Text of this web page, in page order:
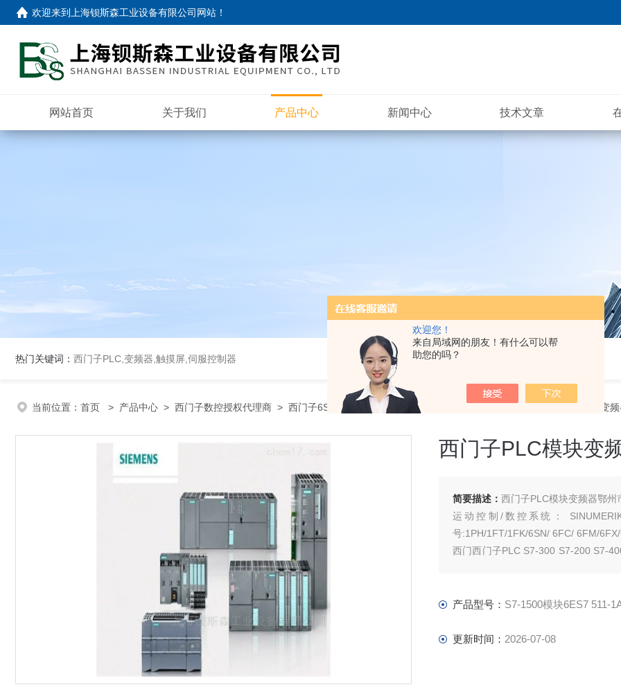
欢迎您！
来自局域网的朋友！有什么可以帮
助您的吗？
欢迎来到 上海钡斯森工业设备有限公司网站 ！
网站首页 关于我们 产品中心 新闻中心 技术文章
热门关键词： 西门子PLC,变频器,触摸屏,伺服控制器
当前位置： 首页 > 产品中心 > 西门子数控授权代理商 > 西门子6SN授权代理商 > S7-1500模块6ES7 511-1AK02西门子PLC模块变
西门子PLC模块变
简要描述： 西门子PLC模块变频器鄂州
运动控制/数控系统：
号:1PH/1FT/1FK/6SN/ 6FC/ 6FM/
西门西门子PLC S7-300 S7-200 S7-
产品型号： S7-1500模块6ES7 511-
更新时间： 2026-07-08